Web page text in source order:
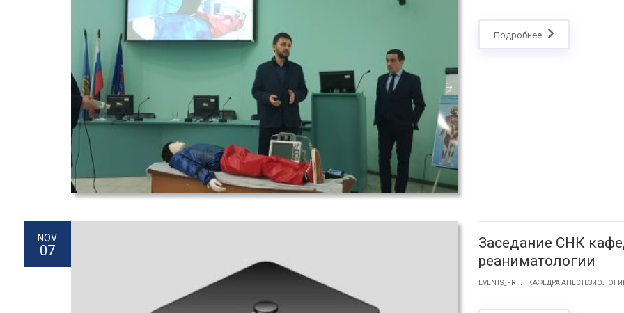
Подробнее
NOV
07
Заседание СНК
реаниматологии
EVENTS_FR . КАФЕДРА